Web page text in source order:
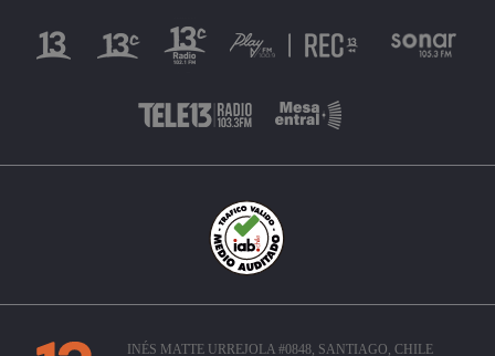
INÉS MATTE URREJOLA #0848, SANTIAGO, CHILE